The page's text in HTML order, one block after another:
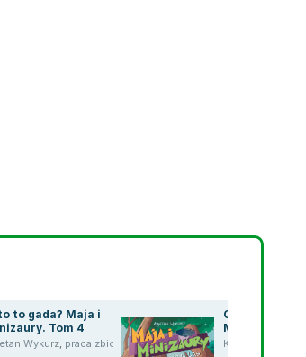
Christa,Maciej Kurzajewski,Magdalena "Meago" Kania
to gada? Maja i
Tom 4
Wykurz, praca zbiorowa
Operacja
Minizaury.
Kajetan Wykurz